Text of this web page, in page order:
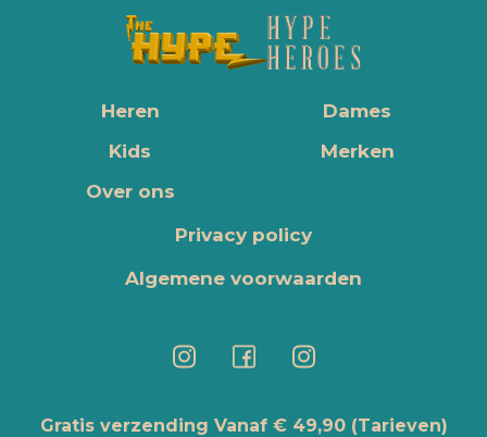
Heren
Dames
Kids
Merken
Over ons
Privacy policy
Algemene voorwaarden
Gratis verzending Vanaf € 49,90 (Tarieven)